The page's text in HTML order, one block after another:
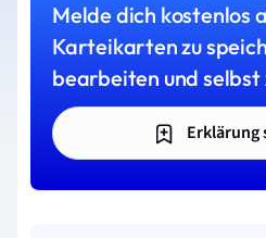
Melde dich kostenlos
Karteikarten zu
bearbeiten und selbst
Erklärung